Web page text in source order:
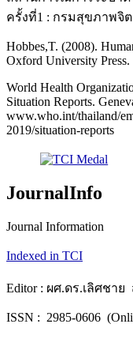
ครั้งที่1 : กรมสุขภาพจิ
Hobbes,T. (2008).
Oxford University Press.
World Health
Situation Reports.
www.who.int/thailand/
2019/situation-reports
JournalInfo
Journal Information
Indexed in TCI
Editor : ผศ.ดร.เลิศชา
ISSN : 2985-0606